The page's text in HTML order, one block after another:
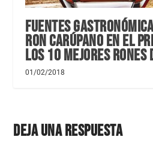
Fuentes
Ron Carúpano en el
los 10 mejores rones
01/02/2018
DEJA UNA RESPUESTA